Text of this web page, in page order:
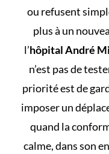
ou refusent
plus à un
l’hôpital André
n’est pas de
priorité est de
imposer un
quand la
calme, dans son